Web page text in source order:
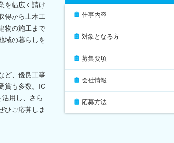
を幅広く請け
得から土木工
物の施工まで
域の暮らしを
ど、優良工事
賞も多数。IC
用し、さら
ひご応募しま
仕事内容
対象となる方
募集要項
会社情報
応募方法